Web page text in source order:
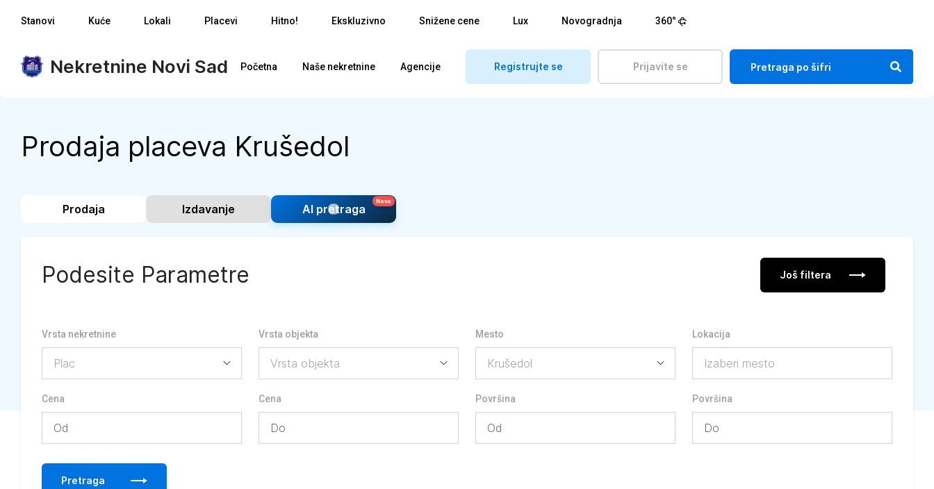
Stanovi Kuće Lokali Placevi Hitno! Ekskluzivno Snižene cene Lux Novogradnja 360°
Nekretnine Novi Sad Početna Naše nekretnine Agencije Registrujte se Prijavite se
Prodaja placeva Krušedol
Prodaja Izdavanje AI pretraga
Podesite Parametre Još filtera
Vrsta nekretnine Vrsta objekta Mesto Lokacija
Izaberi mesto
Cena Cena Površina Površina
Pretraga